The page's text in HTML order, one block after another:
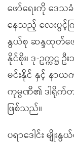
ဖော်ရေးကို ဒေ
နေသည့် လေးပွင့်က
နွယ်စု ဆန္ဒထုတ်ဖေ
နိုင်စိုး၊ ဒု-ဥက္ကဋ္ဌ
မင်းနိုင် နှင့် နာ
ကုမ္ပဏီ၏ ဒါရိုက်တာ
ဖြစ်သည်။
ပရာဒေါင်း မျို